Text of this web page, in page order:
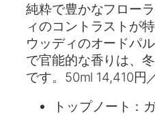
純粋で豊かなフロー
ィのコントラストが
ウッディのオードパ
で官能的な香りは、
です。50ml 14,410円
トップノート：